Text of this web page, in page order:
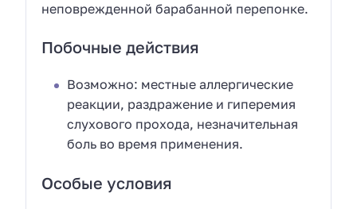
неповрежденной барабанной перепонке.
Побочные действия
Возможно: местные аллергические
реакции, раздражение и гиперемия
слухового прохода, незначительная
боль во время применения.
Особые условия